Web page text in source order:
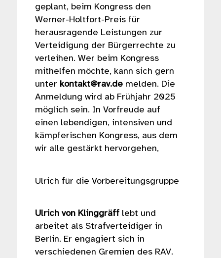
geplant, beim Kongress den
Werner-Holtfort-Preis für
herausragende Leistungen zur
Verteidigung der Bürgerrechte zu
verleihen. Wer beim Kongress
mithelfen möchte, kann sich gern
unter kontakt@rav.de melden. Die
Anmeldung wird ab Frühjahr 2025
möglich sein. In Vorfreude auf
einen lebendigen, intensiven und
kämpferischen Kongress, aus dem
wir alle gestärkt hervorgehen,
Ulrich für die Vorbereitungsgruppe
Ulrich von Klinggräff lebt und
arbeitet als Strafverteidiger in
Berlin. Er engagiert sich in
verschiedenen Gremien des RAV.